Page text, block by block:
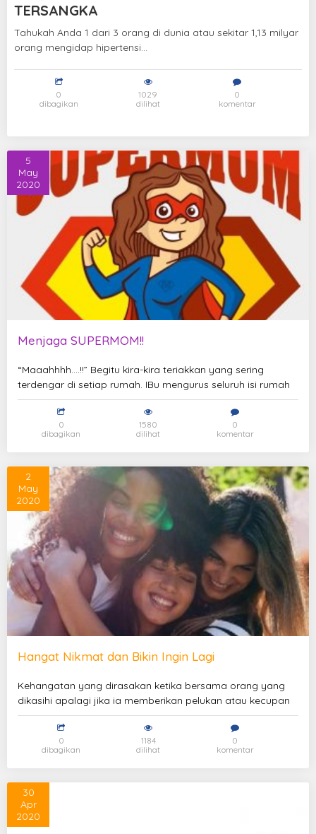
TERSANGKA
Tahukah Anda 1 dari 3 orang di dunia atau sekitar 1,13 milyar
orang mengidap hipertensi...
0
dibagikan
1029
dilihat
0
komentar
Menjaga SUPERMOM!!
5
May
2020
“Maaahhhh….!!” Begitu kira-kira teriakkan yang sering
terdengar di setiap rumah. IBu mengurus seluruh isi rumah
0
dibagikan
1580
dilihat
0
komentar
Hangat Nikmat dan Bikin Ingin Lagi
2
May
2020
Kehangatan yang dirasakan ketika bersama orang yang
dikasihi apalagi jika ia memberikan pelukan atau kecupan
0
dibagikan
1184
dilihat
0
komentar
30
Apr
2020